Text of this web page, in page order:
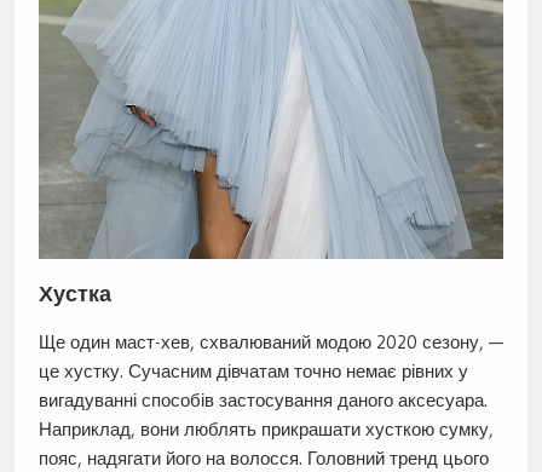
Хустка
Ще один маст-хев, схвалюваний модою 2020 сезону, —
це хустку. Сучасним дівчатам точно немає рівних у
вигадуванні способів застосування даного аксесуара.
Наприклад, вони люблять прикрашати хусткою сумку,
пояс, надягати його на волосся. Головний тренд цього